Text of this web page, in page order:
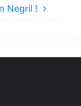
Negril !